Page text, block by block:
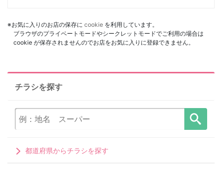
※お気に入りのお店の保存に cookie を利用しています。
ブラウザのプライベートモードやシークレットモードでご利用の場合は
cookie が保存されませんのでお店をお気に入りに登録できません。
チラシを探す
都道府県からチラシを探す